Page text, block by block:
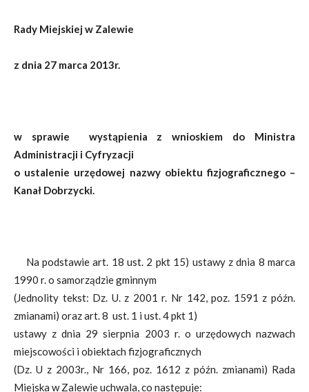
Rady Miejskiej w Zalewie
z dnia 27 marca 2013r.
w sprawie wystąpienia z wnioskiem do Ministra
Administracji i Cyfryzacji
o ustalenie urzędowej nazwy obiektu fizjograficznego –
Kanał Dobrzycki.
Na podstawie art. 18 ust. 2 pkt 15) ustawy z dnia 8 marca
1990 r. o samorządzie gminnym
(Jednolity tekst: Dz. U. z 2001 r. Nr 142, poz. 1591 z późn.
zmianami) oraz art. 8 ust. 1 i ust. 4 pkt 1)
ustawy z dnia 29 sierpnia 2003 r. o urzędowych nazwach
miejscowości i obiektach fizjograficznych
(Dz. U z 2003r., Nr 166, poz. 1612 z późn. zmianami) Rada
Miejska w Zalewie uchwala, co następuje: